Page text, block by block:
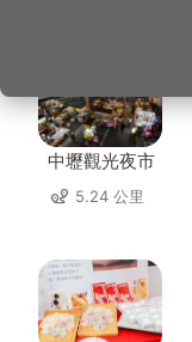
中壢觀光夜市
5.24 公里